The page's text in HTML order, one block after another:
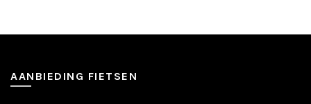
AANBIEDING FIETSEN